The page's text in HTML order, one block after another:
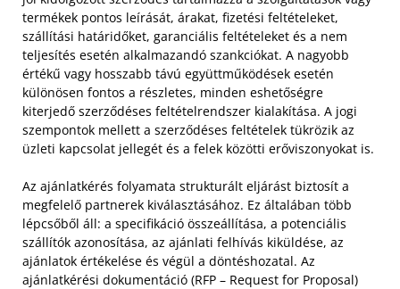
termékek pontos leírását, árakat, fizetési feltételeket,
szállítási határidőket, garanciális feltételeket és a nem
teljesítés esetén alkalmazandó szankciókat. A nagyobb
értékű vagy hosszabb távú együttműködések esetén
különösen fontos a részletes, minden eshetőségre
kiterjedő szerződéses feltételrendszer kialakítása. A jogi
szempontok mellett a szerződéses feltételek tükrözik az
üzleti kapcsolat jellegét és a felek közötti erőviszonyokat is.
Az ajánlatkérés folyamata strukturált eljárást biztosít a
megfelelő partnerek kiválasztásához. Ez általában több
lépcsőből áll: a specifikáció összeállítása, a potenciális
szállítók azonosítása, az ajánlati felhívás kiküldése, az
ajánlatok értékelése és végül a döntéshozatal. Az
ajánlatkérési dokumentáció (RFP – Request for Proposal)